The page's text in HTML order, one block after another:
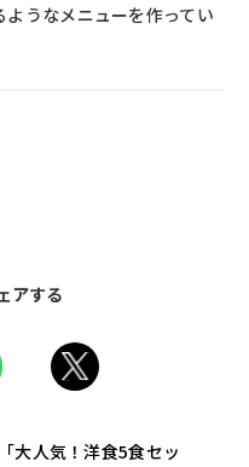
うなメニューを作ってい
アする
「大人気！洋食5食セッ